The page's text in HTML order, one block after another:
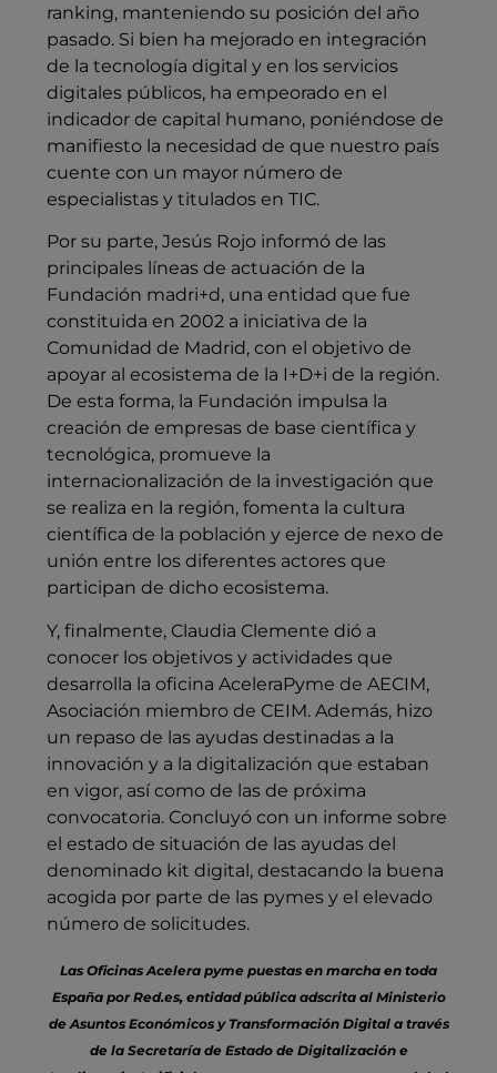
ranking, manteniendo su posición del año
pasado. Si bien ha mejorado en integración
de la tecnología digital y en los servicios
digitales públicos, ha empeorado en el
indicador de capital humano, poniéndose de
manifiesto la necesidad de que nuestro país
cuente con un mayor número de
especialistas y titulados en TIC.
Por su parte, Jesús Rojo informó de las
principales líneas de actuación de la
Fundación madri+d, una entidad que fue
constituida en 2002 a iniciativa de la
Comunidad de Madrid, con el objetivo de
apoyar al ecosistema de la I+D+i de la región.
De esta forma, la Fundación impulsa la
creación de empresas de base científica y
tecnológica, promueve la
internacionalización de la investigación que
se realiza en la región, fomenta la cultura
científica de la población y ejerce de nexo de
unión entre los diferentes actores que
participan de dicho ecosistema.
Y, finalmente, Claudia Clemente dió a
conocer los objetivos y actividades que
desarrolla la oficina AceleraPyme de AECIM,
Asociación miembro de CEIM. Además, hizo
un repaso de las ayudas destinadas a la
innovación y a la digitalización que estaban
en vigor, así como de las de próxima
convocatoria. Concluyó con un informe sobre
el estado de situación de las ayudas del
denominado kit digital, destacando la buena
acogida por parte de las pymes y el elevado
número de solicitudes.
Las Oficinas Acelera pyme puestas en marcha en toda
España por Red.es, entidad pública adscrita al Ministerio
de Asuntos Económicos y Transformación Digital a través
de la Secretaría de Estado de Digitalización e